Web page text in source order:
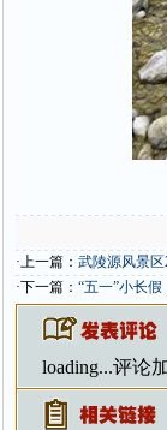
·上一篇： 武陵源风景区
·下一篇： “五一”小长
loading...评论